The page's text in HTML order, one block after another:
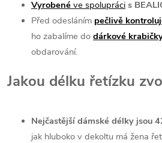
Vyrobené ve spolupráci s
Před odesláním pečlivě
ho zabalíme do dárkové
obdarování.
Jakou délku řetízku
Nejčastější dámské délky jsou
jak hluboko v dekoltu má žena